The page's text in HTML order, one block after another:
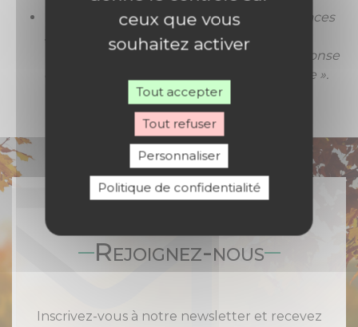
a la responsabilité d’offrir des espaces
sûrs aux victimes et de leur permettre de
trouver dans l’Église elle-même « une réponse
concrète à leur douleur et à leur souffrance ».
Rejoignez-nous
Inscrivez-vous à notre newsletter et recevez
ceux que vous
souhaitez activer
Tout accepter
Tout refuser
Personnaliser
Politique de confidentialité